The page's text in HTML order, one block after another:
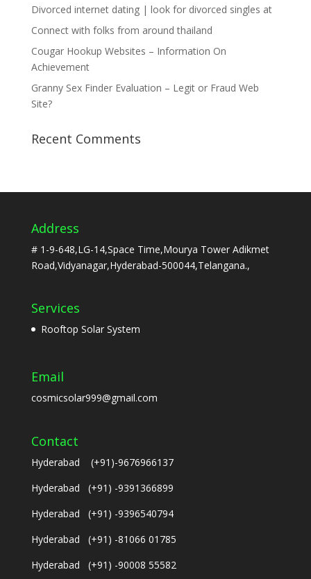
Divorced internet dating | look for divorced singles at
Connect with folks from around thailand
Cougar Hookup Websites – Information On
Achievement
Granny Sex Finder Evaluation – Legit or Fraud Web
Site?
Recent Comments
Address
# 1-9-648,LG-14,Space Time,Mourya Tower Adikmet
Road,Vidyanagar,Hyderabad-500044,Telangana.,
Services
Rooftop Solar System
Email
cosmicsolar999@gmail.com
Contact
Hyderabad (+91)-9676966137
Hyderabad (+91) -9391366899
Hyderabad (+91) -9396540794
Hyderabad (+91) -81066 01785
Hyderabad (+91) -90008 55582